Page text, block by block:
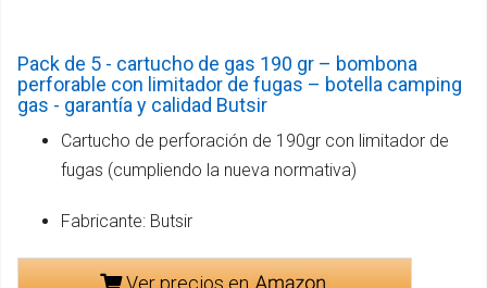
Pack de 5 - cartucho de gas 190 gr – bombona
perforable con limitador de fugas – botella camping
gas - garantía y calidad Butsir
Cartucho de perforación de 190gr con limitador de
fugas (cumpliendo la nueva normativa)
Fabricante: Butsir
Ver precios en